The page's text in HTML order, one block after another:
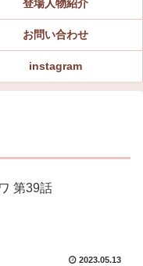
登場人物紹介
お問い合わせ
instagram
第39話
2023.05.13